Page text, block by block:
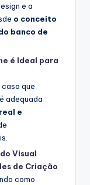
e a
o conceito
banco de
é Ideal para
caso que
adequada
e
Visual
de Criação
como